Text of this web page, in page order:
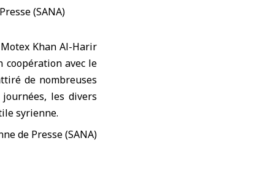
Motex Khan Al-Harir
coopération avec le
de nombreuses
les divers
syrienne.